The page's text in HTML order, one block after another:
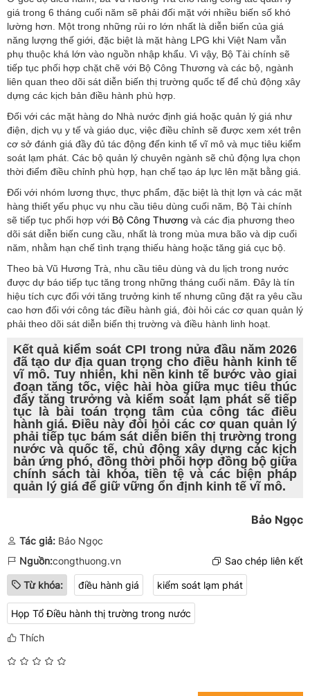
giá trong 6 tháng cuối năm sẽ phải đối mặt với nhiều biến số khó
lường hơn. Một trong những rủi ro lớn nhất là diễn biến của giá
năng lượng thế giới, đặc biệt là mặt hàng LPG khi Việt Nam vẫn
phụ thuộc khá lớn vào nguồn nhập khẩu. Vì vậy, Bộ Tài chính sẽ
tiếp tục phối hợp chặt chẽ với Bộ Công Thương và các bộ, ngành
liên quan theo dõi sát diễn biến thị trường quốc tế để chủ động xây
dựng các kịch bản điều hành phù hợp.
Đối với các mặt hàng do Nhà nước định giá hoặc quản lý giá như
điện, dịch vụ y tế và giáo dục, việc điều chỉnh sẽ được xem xét trên
cơ sở đánh giá đầy đủ tác động đến kinh tế vĩ mô và mục tiêu kiểm
soát lạm phát. Các bộ quản lý chuyên ngành sẽ chủ động lựa chọn
thời điểm điều chỉnh phù hợp, hạn chế tạo áp lực lên mặt bằng giá.
Đối với nhóm lương thực, thực phẩm, đặc biệt là thịt lợn và các mặt
hàng thiết yếu phục vụ nhu cầu tiêu dùng cuối năm, Bộ Tài chính
sẽ tiếp tục phối hợp với Bộ Công Thương và các địa phương theo
dõi sát diễn biến cung cầu, nhất là trong mùa mưa bão và dịp cuối
năm, nhằm hạn chế tình trạng thiếu hàng hoặc tăng giá cục bộ.
Theo bà Vũ Hương Trà, nhu cầu tiêu dùng và du lịch trong nước
được dự báo tiếp tục tăng trong những tháng cuối năm. Đây là tín
hiệu tích cực đối với tăng trưởng kinh tế nhưng cũng đặt ra yêu cầu
cao hơn đối với công tác điều hành giá, đòi hỏi các cơ quan quản lý
phải theo dõi sát diễn biến thị trường và điều hành linh hoạt.
Kết quả kiểm soát CPI trong nửa đầu năm 2026
đã tạo dư địa quan trọng cho điều hành kinh tế
vĩ mô. Tuy nhiên, khi nền kinh tế bước vào giai
đoạn tăng tốc, việc hài hòa giữa mục tiêu thúc
đẩy tăng trưởng và kiểm soát lạm phát sẽ tiếp
tục là bài toán trọng tâm của công tác điều
hành giá. Điều này đòi hỏi các cơ quan quản lý
phải tiếp tục bám sát diễn biến thị trường trong
nước và quốc tế, chủ động xây dựng các kịch
bản ứng phó, đồng thời phối hợp đồng bộ giữa
chính sách tài khóa, tiền tệ và các biện pháp
quản lý giá để giữ vững ổn định kinh tế vĩ mô.
Bảo Ngọc
Tác giả: Bảo Ngọc
Nguồn:congthuong.vn Sao chép liên kết
Từ khóa: điều hành giá kiểm soát lạm phát
Họp Tổ Điều hành thị trường trong nước
Thích